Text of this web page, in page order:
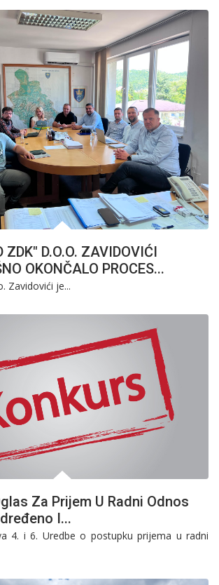
ZDK" D.O.O. ZAVIDOVIĆI
OKONČALO PROCES...
Zavidovići je...
Za Prijem U Radni Odnos
I...
4. i 6. Uredbe o postupku prijema u radni